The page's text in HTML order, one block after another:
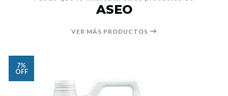
ASEO
VER MÁS PRODUCTOS
7%
OFF